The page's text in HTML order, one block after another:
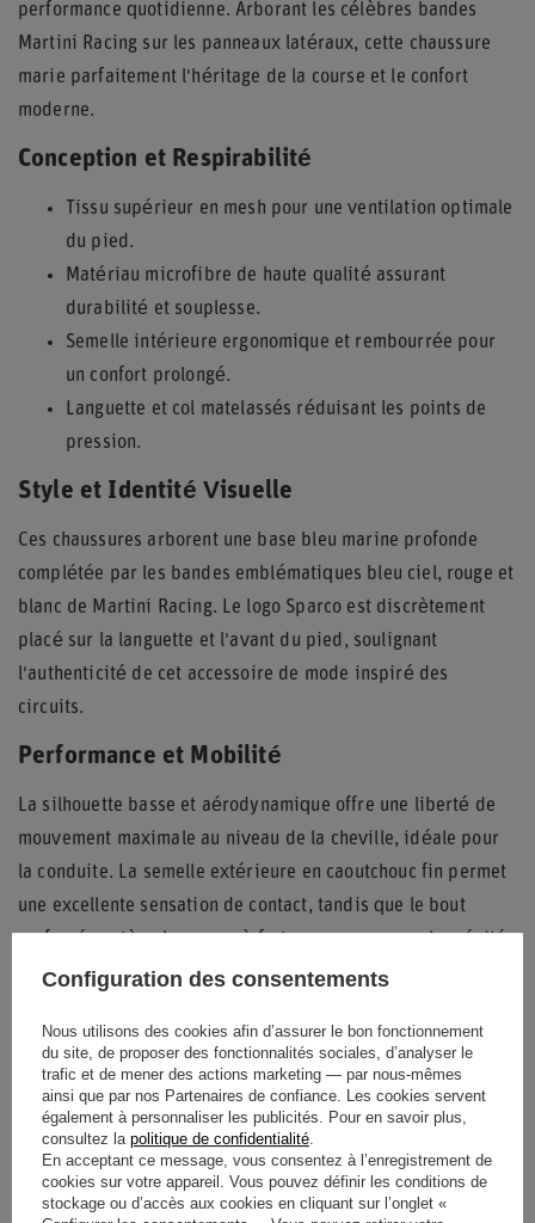
performance quotidienne. Arborant les célèbres bandes
Martini Racing sur les panneaux latéraux, cette chaussure
marie parfaitement l'héritage de la course et le confort
moderne.
Conception et Respirabilité
Tissu supérieur en mesh pour une ventilation optimale
du pied.
Matériau microfibre de haute qualité assurant
durabilité et souplesse.
Semelle intérieure ergonomique et rembourrée pour
un confort prolongé.
Languette et col matelassés réduisant les points de
pression.
Style et Identité Visuelle
Ces chaussures arborent une base bleu marine profonde
complétée par les bandes emblématiques bleu ciel, rouge et
blanc de Martini Racing. Le logo Sparco est discrètement
placé sur la languette et l'avant du pied, soulignant
l'authenticité de cet accessoire de mode inspiré des
circuits.
Performance et Mobilité
La silhouette basse et aérodynamique offre une liberté de
mouvement maximale au niveau de la cheville, idéale pour
la conduite. La semelle extérieure en caoutchouc fin permet
une excellente sensation de contact, tandis que le bout
accrue.
État Nouveaux produits
Genre Mâle
Catégorie Bottes
Configuration des consentements
Nous utilisons des cookies afin d’assurer le bon fonctionnement
du site, de proposer des fonctionnalités sociales, d’analyser le
trafic et de mener des actions marketing — par nous-mêmes
ainsi que par nos Partenaires de confiance. Les cookies servent
également à personnaliser les publicités. Pour en savoir plus,
consultez la politique de confidentialité
En acceptant ce message, vous consentez à l’enregistrement de
cookies sur votre appareil. Vous pouvez définir les conditions de
stockage ou d’accès aux cookies en cliquant sur l’onglet «